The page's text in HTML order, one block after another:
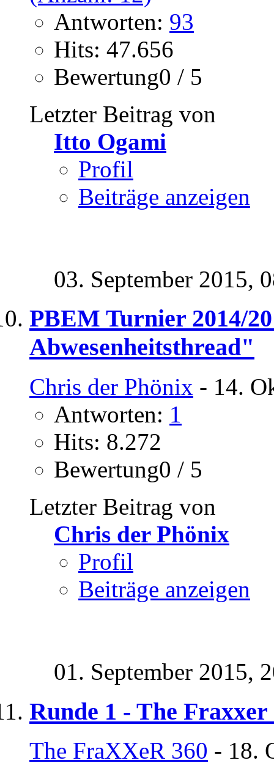
Antworten: 93
Hits: 47.656
Bewertung0 / 5
Letzter Beitrag von
Itto Ogami
Profil
Beiträge anzeigen
03. September 2015,
PBEM Turnier 2014/
Abwesenheitsthread"
Chris der Phönix - 14.
Antworten: 1
Hits: 8.272
Bewertung0 / 5
Letzter Beitrag von
Chris der Phönix
Profil
Beiträge anzeigen
01. September 2015,
Runde 1 - The
The FraXXeR 360 - 18.